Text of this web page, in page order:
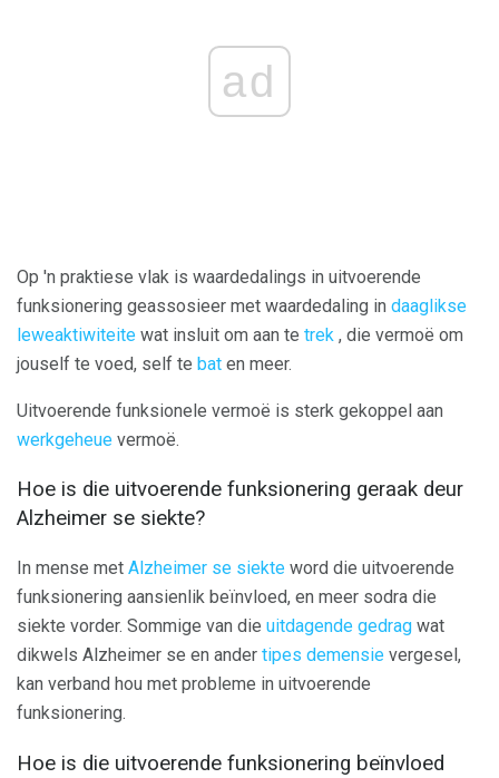
ad
Op 'n praktiese vlak is waardedalings in uitvoerende
funksionering geassosieer met waardedaling in daaglikse
leweaktiwiteite wat insluit om aan te trek , die vermoë om
jouself te voed, self te bat en meer.
Uitvoerende funksionele vermoë is sterk gekoppel aan
werkgeheue vermoë.
Hoe is die uitvoerende funksionering geraak deur
Alzheimer se siekte?
In mense met Alzheimer se siekte word die uitvoerende
funksionering aansienlik beïnvloed, en meer sodra die
siekte vorder. Sommige van die uitdagende gedrag wat
dikwels Alzheimer se en ander tipes demensie vergesel,
kan verband hou met probleme in uitvoerende
funksionering.
Hoe is die uitvoerende funksionering beïnvloed